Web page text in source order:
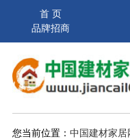
首 页
品牌招商
您当前位置： 中国建材家居